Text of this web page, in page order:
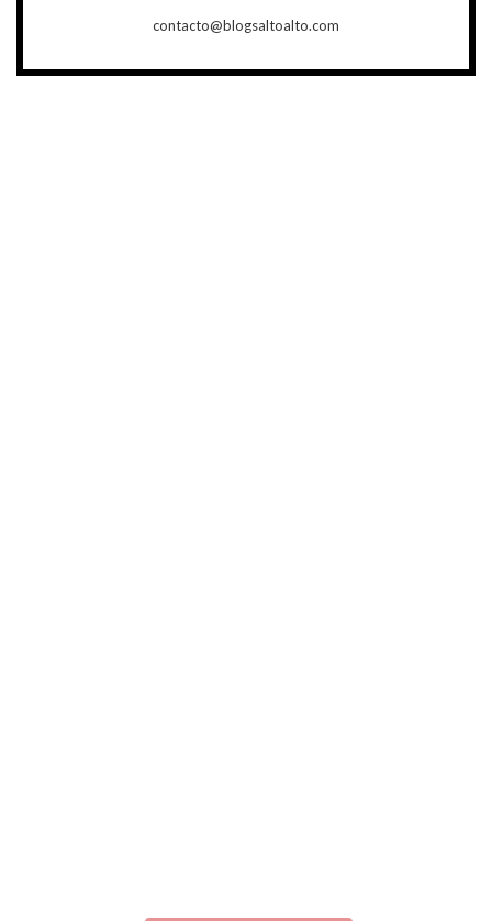
contacto@blogsaltoalto.com